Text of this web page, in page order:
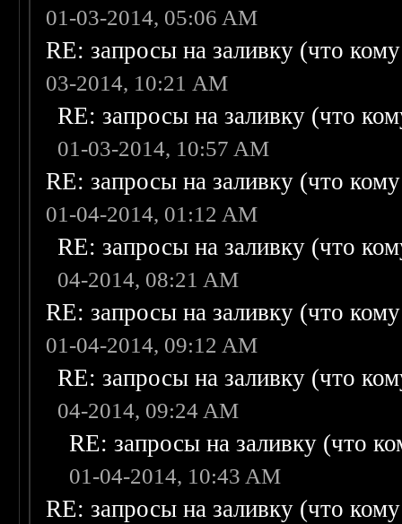
01-03-2014, 05:06 AM
RE: запросы на заливку (что
03-2014, 10:21 AM
RE: запросы на заливку (что
01-03-2014, 10:57 AM
RE: запросы на заливку (что
01-04-2014, 01:12 AM
RE: запросы на заливку (что
04-2014, 08:21 AM
RE: запросы на заливку (что
01-04-2014, 09:12 AM
RE: запросы на заливку (что
04-2014, 09:24 AM
RE: запросы на заливку (что
01-04-2014, 10:43 AM
RE: запросы на заливку (что